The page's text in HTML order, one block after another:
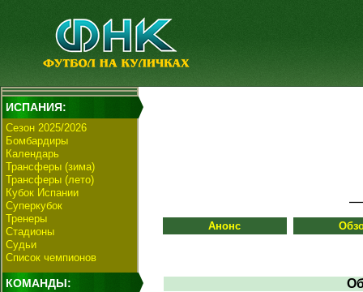
ИСПАНИЯ:
Сезон 2025/2026
Бомбардиры
Календарь
Трансферы (зима)
Трансферы (лето)
Кубок Испании
Суперкубок
Тренеры
Стадионы
Судьи
Список чемпионов
КОМАНДЫ:
Анонс